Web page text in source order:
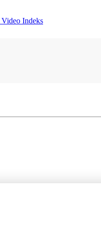
Video Indeks